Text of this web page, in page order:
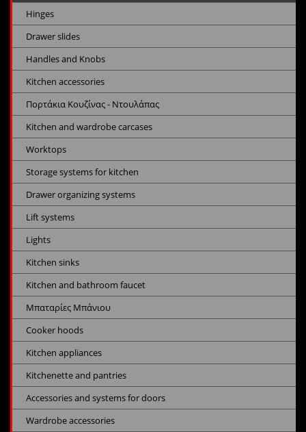
Hinges
Drawer slides
Handles and Knobs
Kitchen accessories
Πορτάκια Κουζίνας - Ντουλάπας
Kitchen and wardrobe carcases
Worktops
Storage systems for kitchen
Drawer organizing systems
Lift systems
Lights
Kitchen sinks
Kitchen and bathroom faucet
Μπαταρίες Μπάνιου
Cooker hoods
Kitchen appliances
Kitchenette and pantries
Accessories and systems for doors
Wardrobe accessories